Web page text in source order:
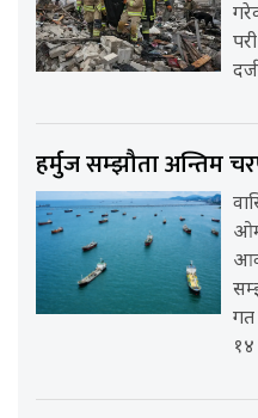
हर्मुज सम्झौता अन्तिम
गत
१४